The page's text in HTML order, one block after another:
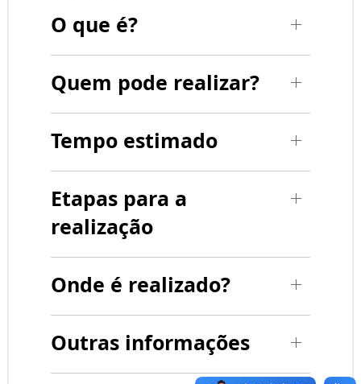
O que é?
Quem pode realizar?
Tempo estimado
Etapas para a
realização
Onde é realizado?
Outras informações